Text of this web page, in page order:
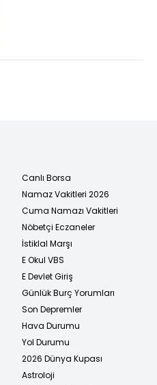
Canlı Borsa
Namaz Vakitleri 2026
Cuma Namazı Vakitleri
Nöbetçi Eczaneler
İstiklal Marşı
E Okul VBS
E Devlet Giriş
Günlük Burç Yorumları
Son Depremler
Hava Durumu
Yol Durumu
2026 Dünya Kupası
Astroloji